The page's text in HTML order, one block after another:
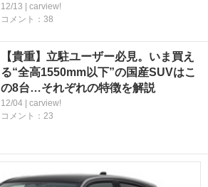
12/13 | carview!
コメント：38
【貴重】立駐ユーザー必見。いま買え
る“全高1550mm以下”の国産SUVはこ
の8台…それぞれの特徴を解説
12/04 | carview!
コメント：23